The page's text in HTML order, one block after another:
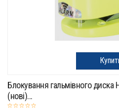
Блокування гальмівного
(нові)...